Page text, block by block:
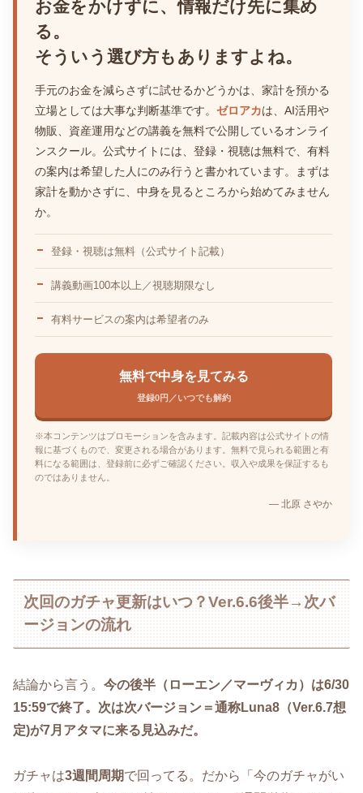
お金をかけずに、情報だけ先に集め
る。
そういう選び方もありますよね。
手元のお金を減らさずに試せるかどうかは、家計を預かる
立場としては大事な判断基準です。 ゼロアカは、AI活用や
物販、資産運用などの講義を無料で公開しているオンライ
ンスクール。公式サイトには、登録・視聴は無料で、有料
の案内は希望した人にのみ行うと書かれています。まずは
家計を動かさずに、中身を見るところから始めてみません
か。
登録・視聴は無料（公式サイト記載）
講義動画100本以上／視聴期限なし
有料サービスの案内は希望者のみ
無料で中身を見てみる
登録0円／いつでも解約
※本コンテンツはプロモーションを含みます。記載内容は公式サイトの情
報に基づくもので、変更される場合があります。無料で見られる範囲と有
料になる範囲は、登録前に必ずご確認ください。収入や成果を保証するも
のではありません。
— 北原 さやか
次回のガチャ更新はいつ？Ver.6.6後半→次バ
ージョンの流れ
結論から言う。 今の後半（ローエン／マーヴィカ）は6/30
15:59で終了。次は次バージョン＝通称Luna8（Ver.6.7想
定)が7月アタマに来る見込みだ。
ガチャは3週間周期で回ってる。だから「今のガチャがい